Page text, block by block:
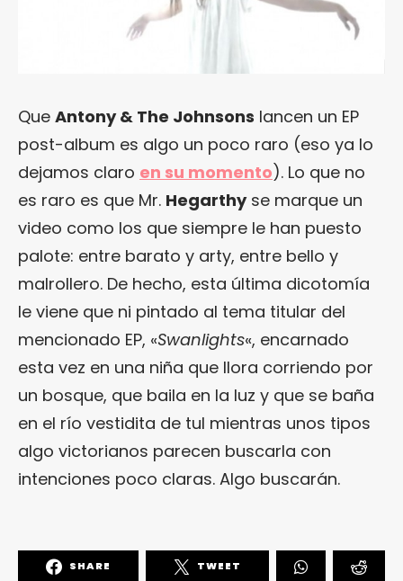
Que Antony & The Johnsons lancen un EP
post-album es algo un poco raro (eso ya lo
dejamos claro en su momento). Lo que no
es raro es que Mr. Hegarthyse marque un
video como los que siempre le han puesto
palote: entre barato y arty, entre bello y
malrollero. De hecho, esta última dicotomía
le viene que ni pintado al tema titular del
mencionado EP, «Swanlights«, encarnado
esta vez en una niña que llora corriendo por
un bosque, que baila en la luz y que se baña
en el río vestidita de tul mientras unos tipos
algo victorianos parecen buscarla con
intenciones poco claras. Algo buscarán.
SHARE TWEET